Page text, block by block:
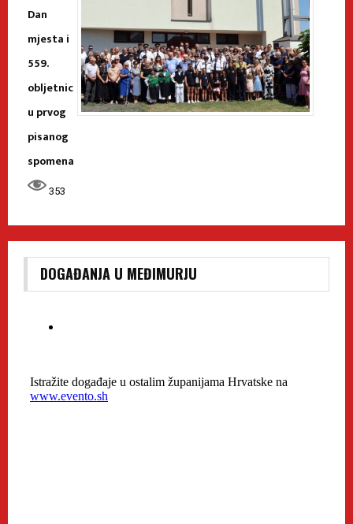
Dan
mjesta i
559.
obljetnic
u prvog
pisanog
spomena
353
DOGAĐANJA U MEĐIMURJU